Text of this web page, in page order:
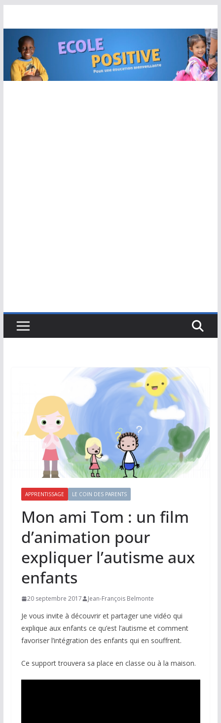
contenu
APPRENTISSAGE LE COIN DES PARENTS
Mon ami Tom : un film
d’animation pour
expliquer l’autisme aux
enfants
20 septembre 2017 Jean-François Belmonte
Je vous invite à découvrir et partager une vidéo qui
explique aux enfants ce qu’est l’autisme et comment
favoriser l’intégration des enfants qui en souffrent.
Ce support trouvera sa place en classe ou à la maison.